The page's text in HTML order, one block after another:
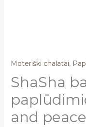
Moteriški chalatai,
ShaSha
and peace